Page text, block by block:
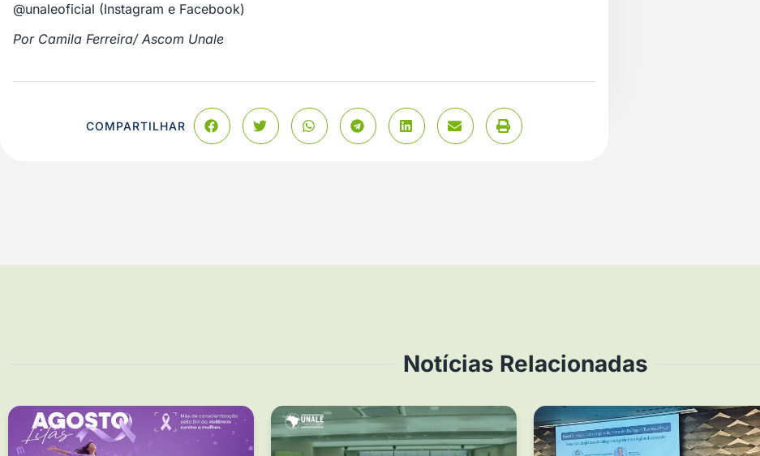
@unaleoficial (Instagram e Facebook)
Por Camila Ferreira/ Ascom Unale
COMPARTILHAR
Notícias Relacionadas